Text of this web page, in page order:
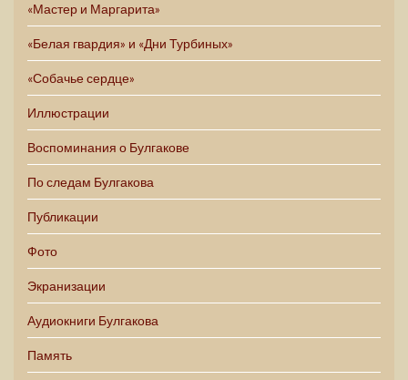
«Мастер и Маргарита»
«Белая гвардия» и «Дни Турбиных»
«Собачье сердце»
Иллюстрации
Воспоминания о Булгакове
По следам Булгакова
Публикации
Фото
Экранизации
Аудиокниги Булгакова
Память